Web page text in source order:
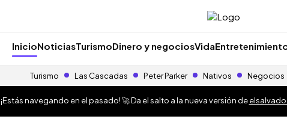
InicioNoticiasTurismoDinero y negociosVida
Turismo Las Cascadas Peter Parker Nativos Negocios
¡Estás navegando en el pasado! 🚀 Da el salto a la nueva versión de